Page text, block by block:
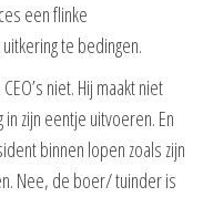
een flinke
te bedingen.
niet. Hij maakt niet
zijn eentje uitvoeren. En
binnen lopen zoals zijn
Nee, de boer/ tuinder is